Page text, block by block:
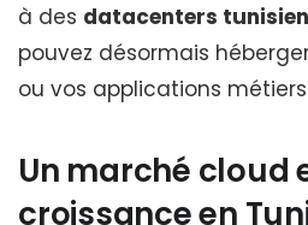
à des datacenters
pouvez désormais
ou vos applications
Un marché cloud
croissance en